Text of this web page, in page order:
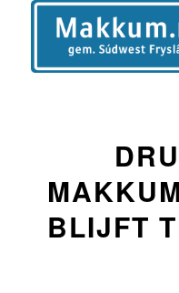
BLIJFT